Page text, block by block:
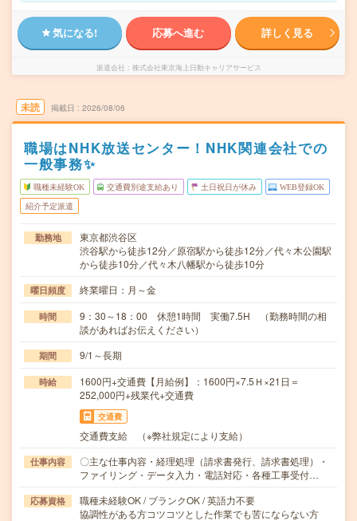
気になる! 応募へ進む 詳しく見る
派遣会社 株式会社東京海上日動キャリアサービス
未読 掲載日 2026/08/06
職場はNHK放送センター！NHK関連会社での
一般事務✨
職種未経験OK 交通費別途支給あり 土日祝日が休み WEB登録OK
紹介予定派遣
勤務地
東京都渋谷区
渋谷駅から徒歩12分／原宿駅から徒歩12分／代々木公園駅
から徒歩10分／代々木八幡駅から徒歩10分
曜日頻度 終業曜日：月～金
時間
9：30～18：00 休憩1時間 実働7.5H （勤務時間の相
談があればお伝えください）
期間 9/1～長期
時給
1600円+交通費【月給例】：1600円×7.5Ｈ×21日＝
252,000円+残業代+交通費
交通費
交通費支給 （※弊社規定により支給）
仕事内容
〇主な仕事内容・経理処理（請求書発行、請求書処理）・
ファイリング・データ入力・電話対応・各種工事受付…
応募資格
職種未経験OK / ブランクOK / 英語力不要
協調性がある方コツコツとした作業でも苦にならない方